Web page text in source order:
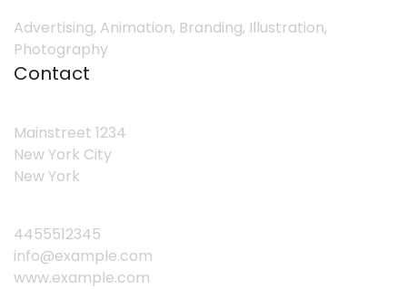
Advertising, Animation, Branding, Illustration,
Photography
Contact
Mainstreet 1234
New York City
New York
4455512345
info@example.com
www.example.com